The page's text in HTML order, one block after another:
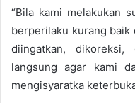
“Bila kami melakukan
berperilaku kurang baik
diingatkan, dikoreksi,
langsung agar kami
mengisyaratka